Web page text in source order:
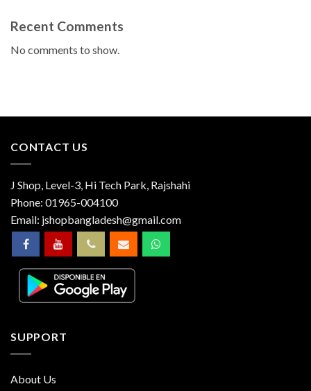
Recent Comments
No comments to show.
CONTACT US
J Shop, Level-3, Hi Tech Park, Rajshahi
Phone: 01965-004100
Email: jshopbangladesh@gmail.com
SUPPORT
About Us